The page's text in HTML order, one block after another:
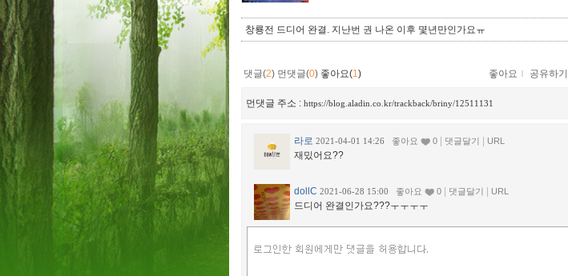
창룡전 드디어 완결. 지난번 권 나온 이후 몇년만인가요ㅠ
댓글(2) 먼댓글(0) 좋아요(1) 좋아요 ｌ 공유하기
먼댓글 주소 : https://blog.aladin.co.kr/trackback/briny/12511131
라로 2021-04-01 14:26 좋아요 0 댓글달기 URL
재밌어요??
dollC 2021-06-28 15:00 좋아요 0 댓글달기 URL
드디어 완결인가요???ㅜㅜㅜㅜ